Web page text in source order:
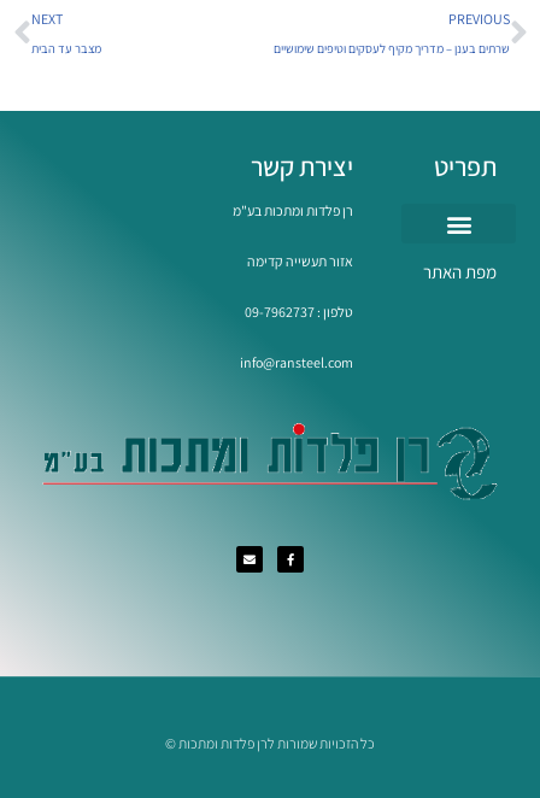
PREVIOUS
שרתים בענן – מדריך מקיף לעסקים וטיפים שימושיים
NEXT
מצבר עד הבית
תפריט
מפת האתר
יצירת קשר
רן פלדות ומתכות בע"מ
אזור תעשייה קדימה
טלפון :09-7962737
info@ransteel.com
כל הזכויות שמורות לרן פלדות ומתכות ©